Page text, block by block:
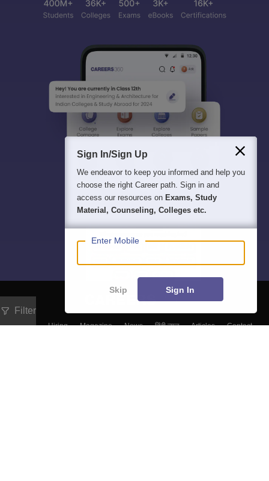
Filter
About Hiring Magazine News हिंदी न्यूज़ Articles
Contact
Sign In/Sign Up
We endeavor to keep you informed and help you
choose the right Career path. Sign in and
access our resources on Exams, Study
Material, Counseling, Colleges etc.
Enter Mobile
Skip Sign In